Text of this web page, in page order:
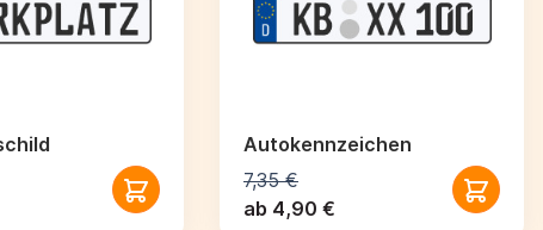
Autokennzeichen
7,35 €
ab 4,90 €